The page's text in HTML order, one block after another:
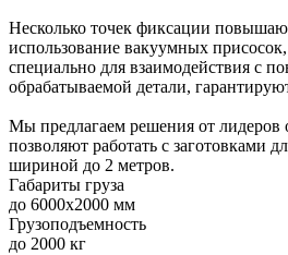
Несколько точек фиксации
использование вакуумных
специально для взаимодействия с
обрабатываемой детали,
Мы предлагаем решения от лидеров
позволяют работать с заготовками
шириной до 2 метров.
Габариты груза
до 6000х2000 мм
Грузоподъемность
до 2000 кг